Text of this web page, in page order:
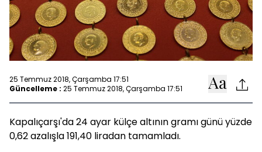
25 Temmuz 2018, Çarşamba 17:51
Güncelleme : 25 Temmuz 2018, Çarşamba 17:51
Kapalıçarşı'da 24 ayar külçe altının gramı günü yüzde
0,62 azalışla 191,40 liradan tamamladı.